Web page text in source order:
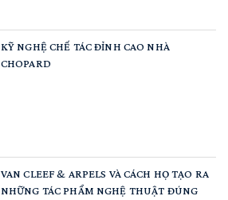
KỸ NGHỆ CHẾ TÁC ĐỈNH CAO NHÀ
CHOPARD
VAN CLEEF & ARPELS VÀ CÁCH HỌ TẠO RA
NHỮNG TÁC PHẨM NGHỆ THUẬT ĐÚNG